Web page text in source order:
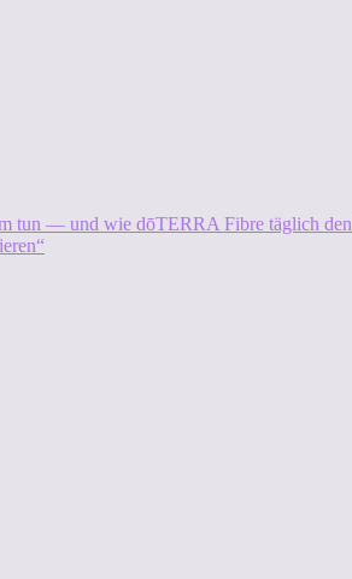
tun — und wie dōTERRA Fibre täglich